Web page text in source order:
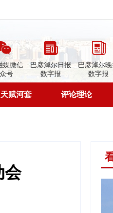
媒微信
号
巴彦淖尔日报
数字报
巴彦淖尔晚
数字报
天赋河套 评论理论
会